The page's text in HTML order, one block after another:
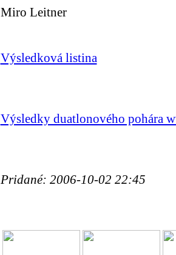
Miro Leitner
Výsledková listina
Výsledky duatlonového pohára
Pridané: 2006-10-02 22:45